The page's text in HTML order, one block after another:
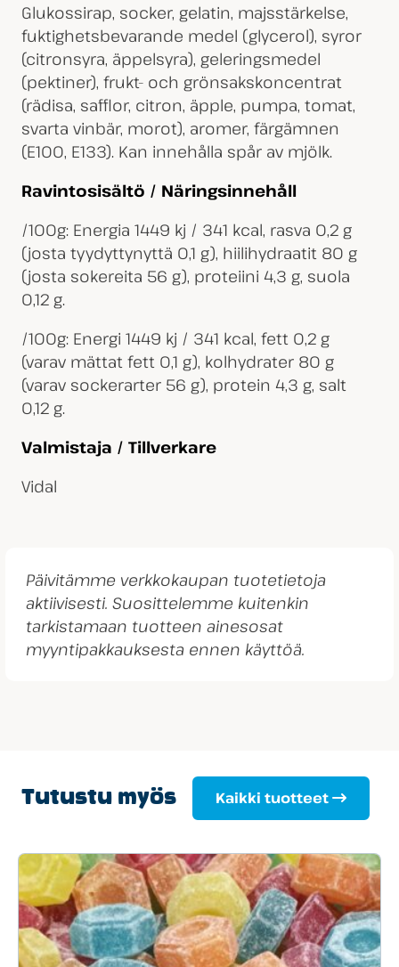
Glukossirap, socker, gelatin, majsstärkelse,
fuktighetsbevarande medel (glycerol), syror
(citronsyra, äppelsyra), geleringsmedel
(pektiner), frukt- och grönsakskoncentrat
(rädisa, safflor, citron, äpple, pumpa, tomat,
svarta vinbär, morot), aromer, färgämnen
(E100, E133). Kan innehålla spår av mjölk.
Ravintosisältö / Näringsinnehåll
/100g: Energia 1449 kj / 341 kcal, rasva 0,2 g
(josta tyydyttynyttä 0,1 g), hiilihydraatit 80 g
(josta sokereita 56 g), proteiini 4,3 g, suola
0,12 g.
/100g: Energi 1449 kj / 341 kcal, fett 0,2 g
(varav mättat fett 0,1 g), kolhydrater 80 g
(varav sockerarter 56 g), protein 4,3 g, salt
0,12 g.
Valmistaja / Tillverkare
Vidal
Päivitämme verkkokaupan tuotetietoja
aktiivisesti. Suosittelemme kuitenkin
tarkistamaan tuotteen ainesosat
myyntipakkauksesta ennen käyttöä.
Tutustu myös Kaikki tuotteet